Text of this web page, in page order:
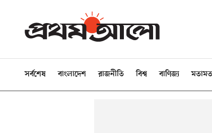
সর্বশেষ বাংলাদেশ রাজনীতি বিশ্ব বাণিজ্য মতামত